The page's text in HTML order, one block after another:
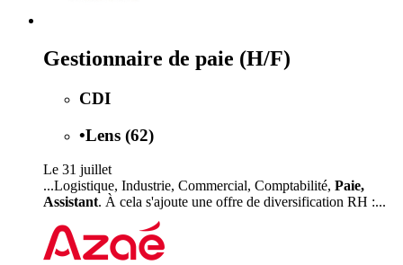
Gestionnaire de paie (H/F)
CDI
•Lens (62)
Le 31 juillet
...Logistique, Industrie, Commercial, Comptabilité, Paie,
Assistant. À cela s'ajoute une offre de diversification RH :...